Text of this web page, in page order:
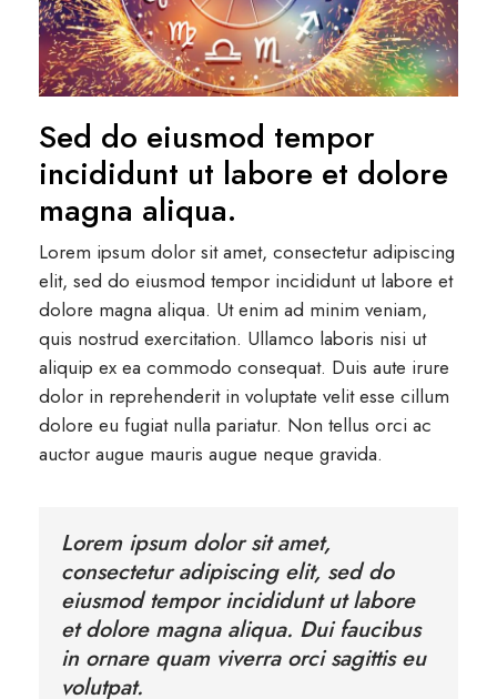
Sed do eiusmod tempor
incididunt ut labore et dolore
magna aliqua.
Lorem ipsum dolor sit amet, consectetur adipiscing
elit, sed do eiusmod tempor incididunt ut labore et
dolore magna aliqua. Ut enim ad minim veniam,
quis nostrud exercitation. Ullamco laboris nisi ut
aliquip ex ea commodo consequat. Duis aute irure
dolor in reprehenderit in voluptate velit esse cillum
dolore eu fugiat nulla pariatur. Non tellus orci ac
auctor augue mauris augue neque gravida.
Lorem ipsum dolor sit amet,
consectetur adipiscing elit, sed do
eiusmod tempor incididunt ut labore
et dolore magna aliqua. Dui faucibus
in ornare quam viverra orci sagittis eu
volutpat.